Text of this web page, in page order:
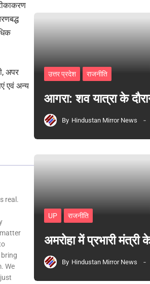
अपर
एवं अन्य
real.
We
उत्तर प्रदेश राजनीति
आगरा: शव यात्रा के
By Hindustan Mirror News
UP राजनीति
अमरोहा में प्रभारी
By Hindustan Mirror News